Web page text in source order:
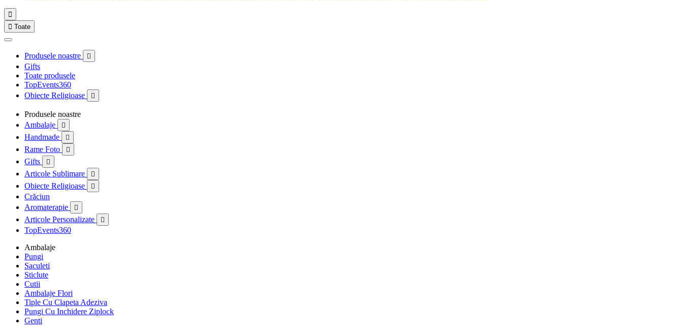

 Toate
Produsele noastre 
Gifts
Toate produsele
TopEvents360
Obiecte Religioase

Produsele noastre
Ambalaje

Handmade 
Rame Foto 
Gifts 
Articole Sublimare 
Obiecte Religioase 
Crăciun
Aromaterapie

Articole Personalizate 
TopEvents360
Ambalaje
Pungi
Saculeti
Sticlute
Cutii
Ambalaje Flori
Tiple Cu Clapeta Adeziva
Pungi Cu Inchidere Ziplock
Genti